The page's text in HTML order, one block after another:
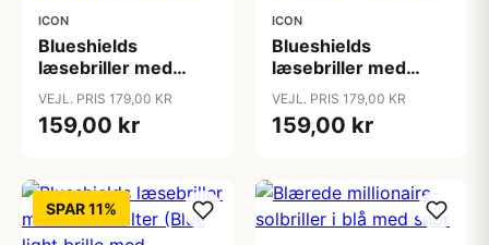
ICON
Blueshields
læsebriller med
skærmfilter (Blue
light brille med
læsestyrke)
VEJL. PRIS 179,00 KR
159,00 kr
ICON
Blueshields
læsebriller med
skærmfilter (Blue
light brille med
læsestyrke)
VEJL. PRIS 179,00 KR
159,00 kr
SPAR 11%